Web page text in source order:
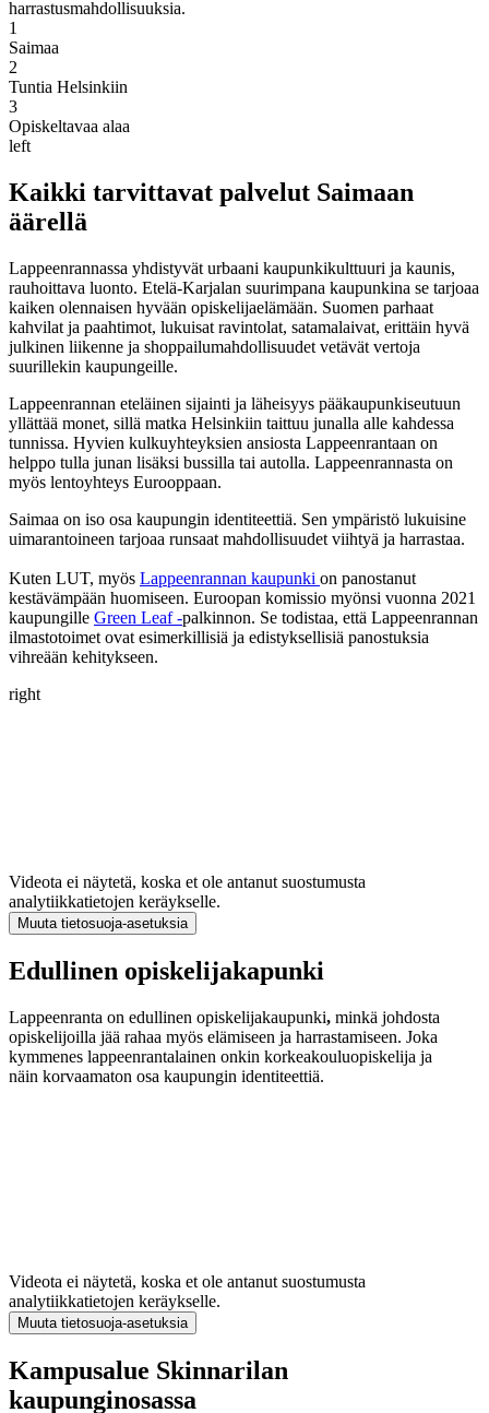
harrastusmahdollisuuksia.
1
Saimaa
2
Tuntia Helsinkiin
3
Opiskeltavaa alaa
left
Kaikki tarvittavat palvelut Saimaan
äärellä
Lappeenrannassa yhdistyvät urbaani kaupunkikulttuuri ja kaunis,
rauhoittava luonto. Etelä-Karjalan suurimpana kaupunkina se tarjoaa
kaiken olennaisen hyvään opiskelijaelämään. Suomen parhaat
kahvilat ja paahtimot, lukuisat ravintolat, satamalaivat, erittäin hyvä
julkinen liikenne ja shoppailumahdollisuudet vetävät vertoja
suurillekin kaupungeille.
Lappeenrannan eteläinen sijainti ja läheisyys pääkaupunkiseutuun
yllättää monet, sillä matka Helsinkiin taittuu junalla alle kahdessa
tunnissa. Hyvien kulkuyhteyksien ansiosta Lappeenrantaan on
helppo tulla junan lisäksi bussilla tai autolla. Lappeenrannasta on
myös lentoyhteys Eurooppaan.
Saimaa on iso osa kaupungin identiteettiä. Sen ympäristö lukuisine
uimarantoineen tarjoaa runsaat mahdollisuudet viihtyä ja harrastaa.
Kuten LUT, myös Lappeenrannan kaupunki on panostanut
kestävämpään huomiseen. Euroopan komissio myönsi vuonna 2021
kaupungille Green Leaf -palkinnon. Se todistaa, että Lappeenrannan
ilmastotoimet ovat esimerkillisiä ja edistyksellisiä panostuksia
vihreään kehitykseen.
right
Videota ei näytetä, koska et ole antanut suostumusta
analytiikkatietojen keräykselle.
Muuta tietosuoja-asetuksia
Edullinen opiskelijakapunki
Lappeenranta on edullinen opiskelijakaupunki, minkä johdosta
opiskelijoilla jää rahaa myös elämiseen ja harrastamiseen. Joka
kymmenes lappeenrantalainen onkin korkeakouluopiskelija ja
näin korvaamaton osa kaupungin identiteettiä.
Videota ei näytetä, koska et ole antanut suostumusta
analytiikkatietojen keräykselle.
Muuta tietosuoja-asetuksia
Kampusalue Skinnarilan
kaupunginosassa